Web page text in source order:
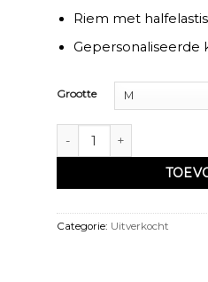
Riem met
Gepersonaliseerde
Grootte
Categorie: Uitverkocht